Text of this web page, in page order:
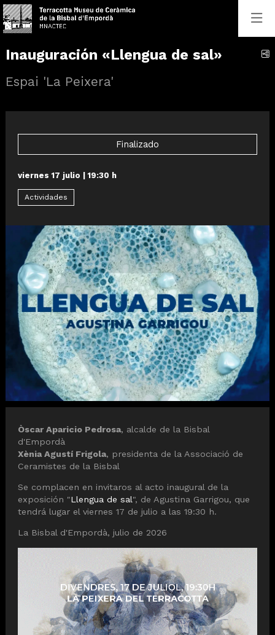
Inauguración «Llengua de sal»
Espai 'La Peixera'
Finalizado
viernes 17 julio |19:30 h
Actividades
Diapositiva 1 de 1
Òscar Aparicio Pedrosa, alcalde de la Bisbal
d'Empordà
Xènia Agustí Frigola, presidenta de la Associació de
Ceramistes de la Bisbal
Se complacen en invitaros al acto inaugural de la
exposición "Llengua de sal", de Agustina Garrigou, que
tendrá lugar el viernes 17 de julio a las 19:30 h.
La Bisbal d'Empordà, julio de 2026